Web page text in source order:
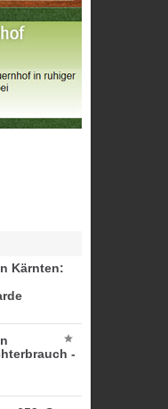
Kärnten:
-